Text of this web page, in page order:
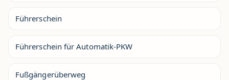
Führerschein
Führerschein für Automatik-PKW
Fußgängerüberweg